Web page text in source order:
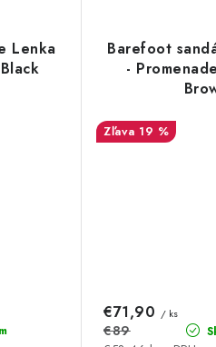
Lenka
Barefoot
-
19 %
€71,90 / ks
€89